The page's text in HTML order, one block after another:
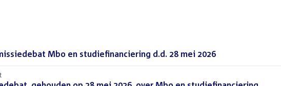
Mbo en studiefinanciering d.d. 28 mei 2026